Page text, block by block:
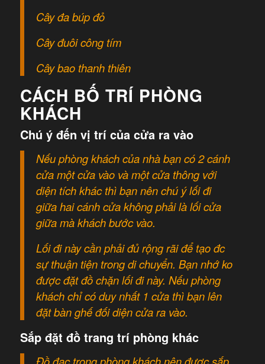
Cây đa búp đỏ
Cây đuôi công tím
Cây bao thanh thiên
CÁCH BỐ TRÍ PHÒNG
KHÁCH
Chú ý đến vị trí của cửa ra vào
Nếu phòng khách của nhà bạn có 2 cánh
cửa một cửa vào và một cửa thông với
diện tích khác thì bạn nên chú ý lối đi
giữa hai cánh cửa không phải là lối cửa
giữa mà khách bước vào.
Lối đi này cần phải đủ rộng rãi để tạo đc
sự thuận tiện trong di chuyển. Bạn nhớ ko
được đặt đồ chặn lối đi này. Nếu phòng
khách chỉ có duy nhất 1 cửa thì bạn lên
đặt bàn ghế đối diện cửa ra vào.
Sắp đặt đồ trang trí phòng khác
Đồ đạc trong phòng khách nên được sắp